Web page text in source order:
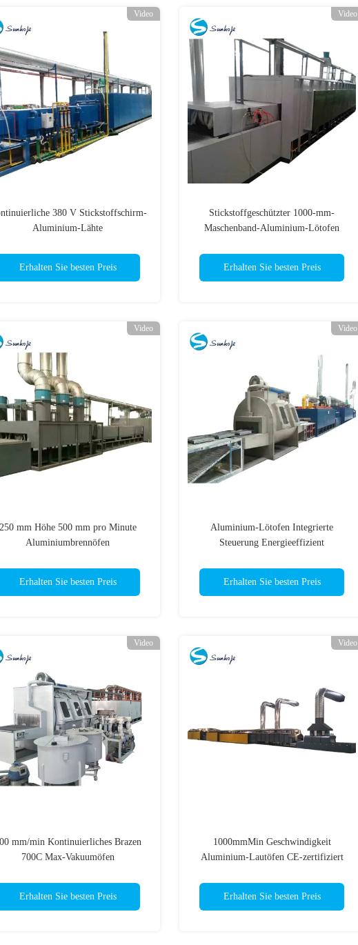
Video
380 V Stickstoffschirm-
Aluminium-Lähte
Erhalten Sie besten Preis
Video
Stickstoffgeschützter 1000-mm-
Maschenband-Aluminium-Lötofen
Erhalten Sie besten Preis
Video
mm Höhe 500 mm pro Minute
Aluminiumbrennöfen
Erhalten Sie besten Preis
Video
Aluminium-Lötofen Integrierte
Steuerung Energieeffizient
Erhalten Sie besten Preis
Video
mm/min Kontinuierliches Brazen
700C Max-Vakuumöfen
Erhalten Sie besten Preis
Video
1000mmMin Geschwindigkeit
Aluminium-Lautöfen CE-zertifiziert
Erhalten Sie besten Preis